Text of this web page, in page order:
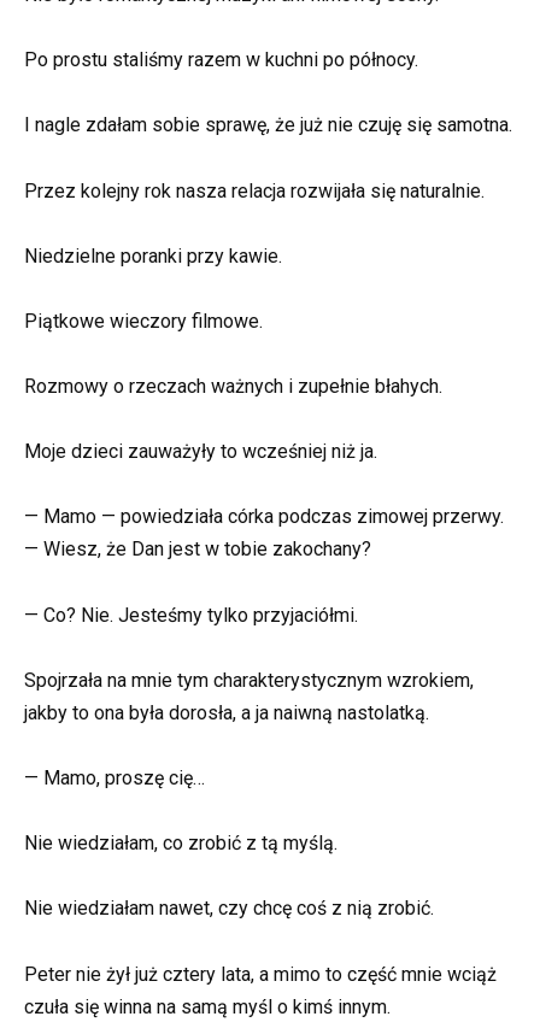
Po prostu staliśmy razem w kuchni po północy.
I nagle zdałam sobie sprawę, że już nie czuję się samotna.
Przez kolejny rok nasza relacja rozwijała się naturalnie.
Niedzielne poranki przy kawie.
Piątkowe wieczory filmowe.
Rozmowy o rzeczach ważnych i zupełnie błahych.
Moje dzieci zauważyły to wcześniej niż ja.
— Mamo — powiedziała córka podczas zimowej przerwy.
— Wiesz, że Dan jest w tobie zakochany?
— Co? Nie. Jesteśmy tylko przyjaciółmi.
Spojrzała na mnie tym charakterystycznym wzrokiem,
jakby to ona była dorosła, a ja naiwną nastolatką.
— Mamo, proszę cię…
Nie wiedziałam, co zrobić z tą myślą.
Nie wiedziałam nawet, czy chcę coś z nią zrobić.
Peter nie żył już cztery lata, a mimo to część mnie wciąż
czuła się winna na samą myśl o kimś innym.